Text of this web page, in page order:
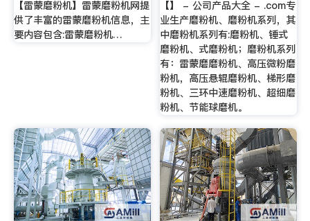
【雷蒙磨粉机】雷蒙磨粉机网提
供了丰富的雷蒙磨粉机信息，主
要内容包含:雷蒙磨粉机…
【】 - 公司产品大全 - .com专
业生产磨粉机、磨粉机系列，其
中磨粉机系列有:磨粉机、锤式
磨粉机、式磨粉机；磨粉机系列
有：雷蒙磨磨粉机、高压微粉磨
粉机，高压悬辊磨粉机、梯形磨
粉机、三环中速磨粉机、超细磨
粉机、节能球磨机。